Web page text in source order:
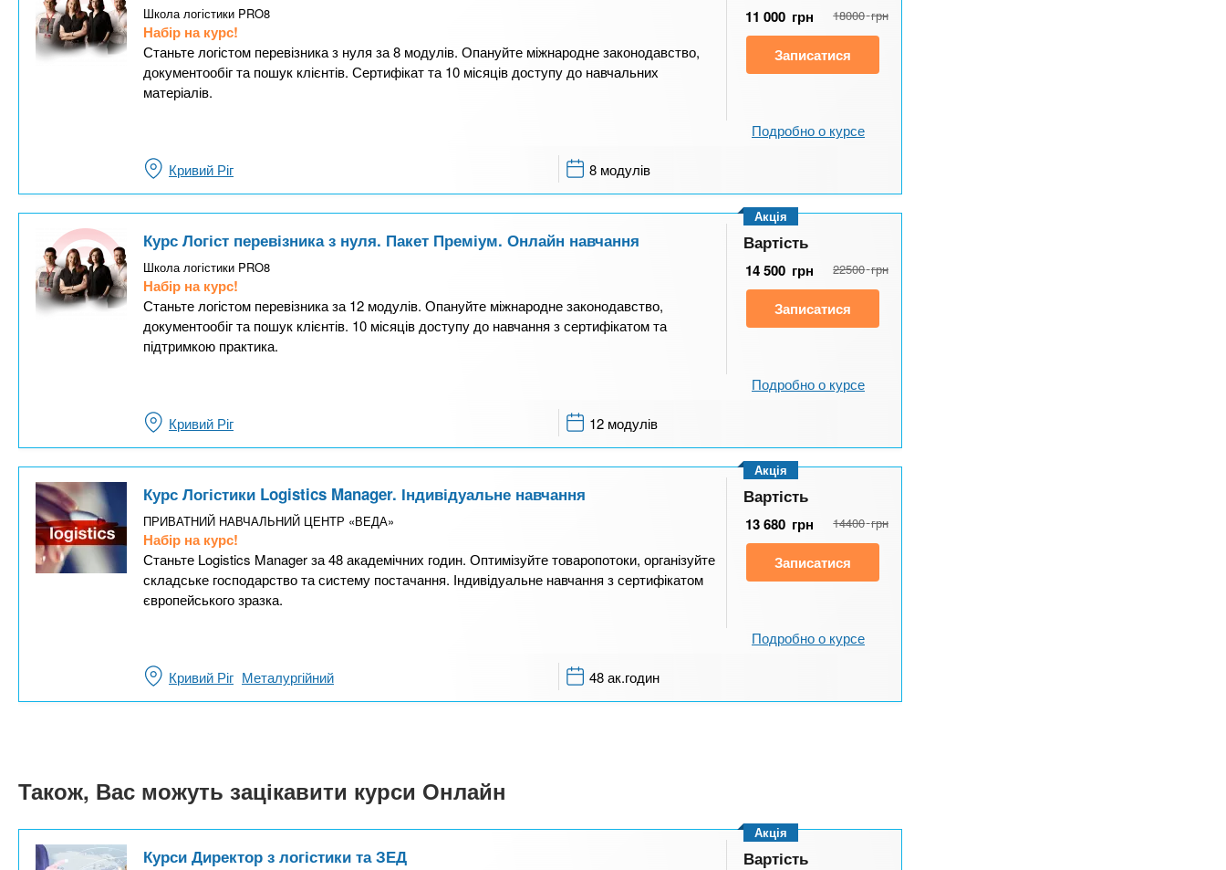
Школа логістики PRO8
Набір на курс!
Станьте логістом перевізника з нуля за 8 модулів. Опануйте міжнародне законодавство,
документообіг та пошук клієнтів. Сертифікат та 10 місяців доступу до навчальних
матеріалів.
11 000 грн 18000 грн
Записатися
Подробно о курсе
Кривий Ріг 8 модулів
Курс Логіст перевізника з нуля. Пакет Преміум. Онлайн навчання
Школа логістики PRO8
Набір на курс!
Станьте логістом перевізника за 12 модулів. Опануйте міжнародне законодавство,
документообіг та пошук клієнтів. 10 місяців доступу до навчання з сертифікатом та
підтримкою практика.
Акція
Вартість
14 500 грн 22500 грн
Записатися
Подробно о курсе
Кривий Ріг 12 модулів
Курс Логістики Logistics Manager. Індивідуальне навчання
ПРИВАТНИЙ НАВЧАЛЬНИЙ ЦЕНТР «ВЕДА»
Набір на курс!
Станьте Logistics Manager за 48 академічних годин. Оптимізуйте товаропотоки, організуйте
складське господарство та систему постачання. Індивідуальне навчання з сертифікатом
європейського зразка.
Акція
Вартість
13 680 грн 14400 грн
Записатися
Подробно о курсе
Кривий Ріг Металургійний 48 ак.годин
Також, Вас можуть зацікавити курси Онлайн
Курси Директор з логістики та ЗЕД
Акція
Вартість